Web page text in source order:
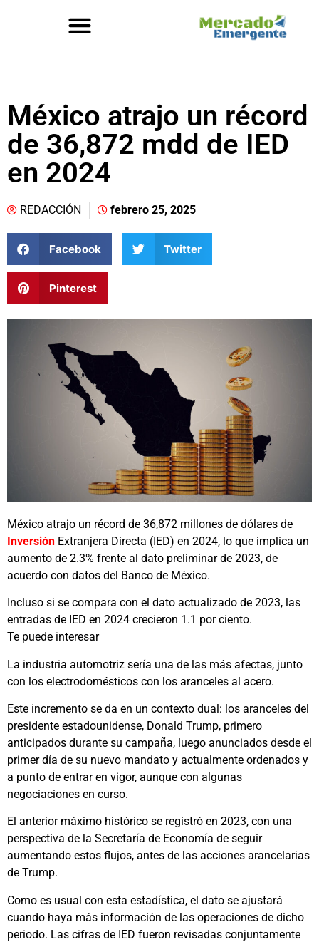
México atrajo un récord
de 36,872 mdd de IED
en 2024
REDACCIÓN febrero 25, 2025
Facebook Twitter
Pinterest
México atrajo un récord de 36,872 millones de dólares de
Inversión Extranjera Directa (IED) en 2024, lo que implica un
aumento de 2.3% frente al dato preliminar de 2023, de
acuerdo con datos del Banco de México.
Incluso si se compara con el dato actualizado de 2023, las
entradas de IED en 2024 crecieron 1.1 por ciento.
Te puede interesar
La industria automotriz sería una de las más afectas, junto
con los electrodomésticos con los aranceles al acero.
Este incremento se da en un contexto dual: los aranceles del
presidente estadounidense, Donald Trump, primero
anticipados durante su campaña, luego anunciados desde el
primer día de su nuevo mandato y actualmente ordenados y
a punto de entrar en vigor, aunque con algunas
negociaciones en curso.
El anterior máximo histórico se registró en 2023, con una
perspectiva de la Secretaría de Economía de seguir
aumentando estos flujos, antes de las acciones arancelarias
de Trump.
Como es usual con esta estadística, el dato se ajustará
cuando haya más información de las operaciones de dicho
periodo. Las cifras de IED fueron revisadas conjuntamente